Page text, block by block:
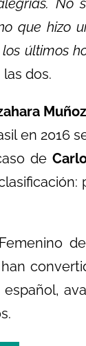
que hizo
últimos
dos.
Muñoz
en 2016
de